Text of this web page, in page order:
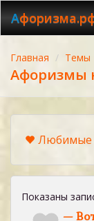
Главная Темы
Афоризмы
Любимые
Показаны
—